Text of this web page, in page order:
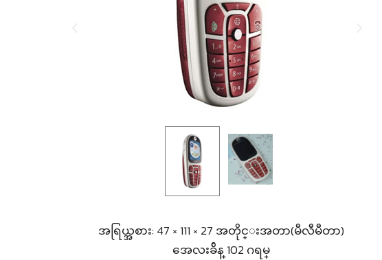
အရြယ္အစား: 47 × 111 × 27 အတိုင္းအတာ(မီလီမီတာ)
အေလးခ်ိန္ 102 ဂရမ္